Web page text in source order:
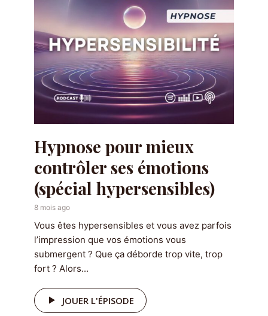
Hypnose pour mieux
contrôler ses émotions
(spécial hypersensibles)
8 mois ago
Vous êtes hypersensibles et vous avez parfois
l’impression que vos émotions vous
submergent ? Que ça déborde trop vite, trop
fort ? Alors...
JOUER L'ÉPISODE